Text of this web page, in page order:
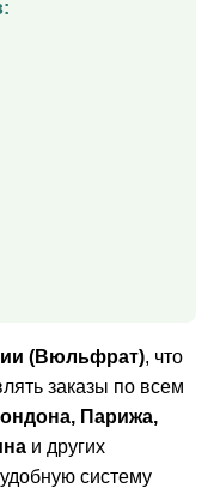
(Вюльфрат), что
заказы по всем
Парижа,
и других
систему